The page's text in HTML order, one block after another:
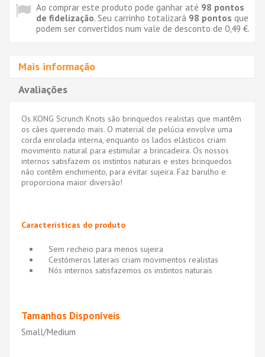
Ao comprar este produto pode ganhar até 98 pontos
de fidelização. Seu carrinho totalizará 98 pontos que
podem ser convertidos num vale de desconto de 0,49 €.
Mais informação
Avaliações
Os KONG Scrunch Knots são brinquedos realistas que mantêm
os cães querendo mais. O material de pelúcia envolve uma
corda enrolada interna, enquanto os lados elásticos criam
movimento natural para estimular a brincadeira. Os nossos
internos satisfazem os instintos naturais e estes brinquedos
não contêm enchimento, para evitar sujeira. Faz barulho e
proporciona maior diversão!
Características do produto
Sem recheio para menos sujeira
Cestómeros laterais criam movimentos realistas
Nós internos satisfazemos os instintos naturais
Tamanhos Disponíveis
Small/Medium